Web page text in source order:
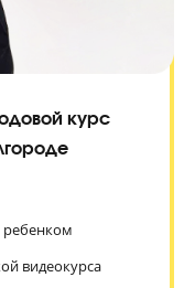
годовой курс